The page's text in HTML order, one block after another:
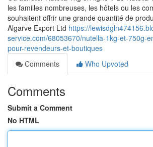
les familles nombreuses, les hôtels ou les
souhaitent offrir une grande quantité de
Algarve Export Ltd https://
service.com/68053670/nutella-1kg-et-750g-
pour-revendeurs-et-boutiques
Comments
Who Upvoted
Comments
Submit a Comment
No HTML